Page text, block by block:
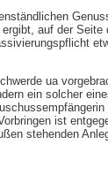
auf der Seite
ua
ein solcher
ist
stehenden